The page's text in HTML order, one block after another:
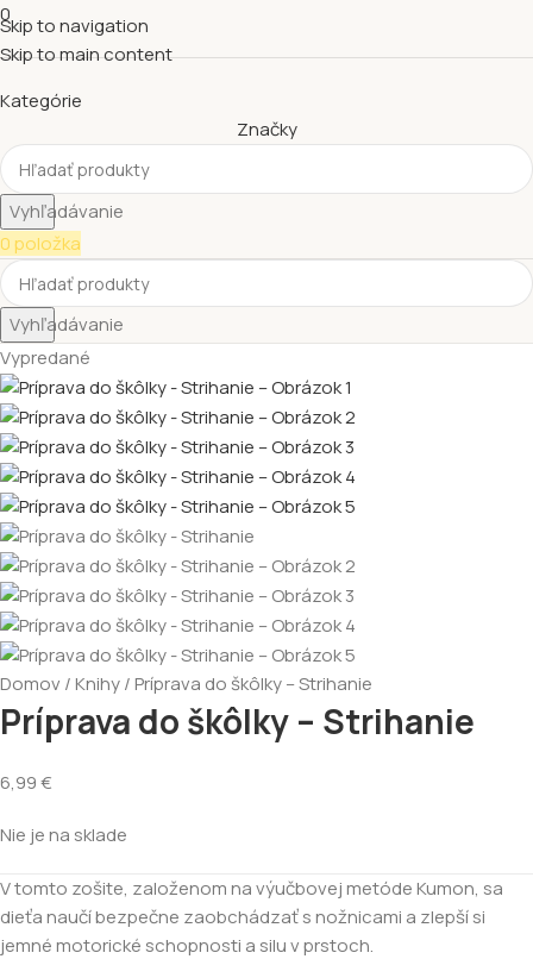
Skip to navigation
Skip to main content
0
Kategórie
Značky
Vyhľadávanie
0položka
Vyhľadávanie
Vypredané
Domov Knihy Príprava do škôlky – Strihanie
Príprava do škôlky – Strihanie
6,99€
Nie je na sklade
V tomto zošite, založenom na výučbovej metóde Kumon, sa
dieťa naučí bezpečne zaobchádzať s nožnicami a zlepší si
jemné motorické schopnosti a silu v prstoch.